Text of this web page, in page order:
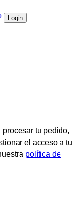
tu pedido,
el acceso a tu
política de